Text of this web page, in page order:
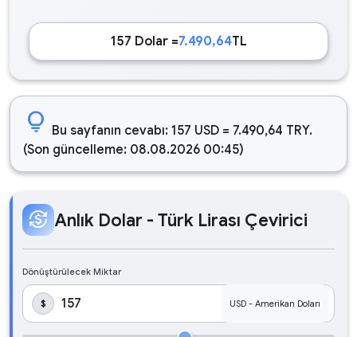
157 Dolar =7.490,64TL
lightbulb Bu sayfanın cevabı: 157 USD = 7.490,64 TRY.
(Son güncelleme: 08.08.2026 00:45)
currency_exchange Anlık Dolar - Türk Lirası Çevirici
Dönüştürülecek Miktar
$